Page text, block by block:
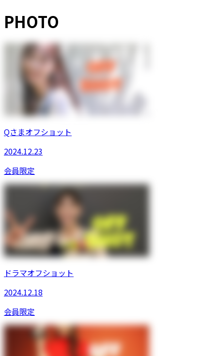
PHOTO
Qさまオフショット
2024.12.23
会員限定
ドラマオフショット
2024.12.18
会員限定